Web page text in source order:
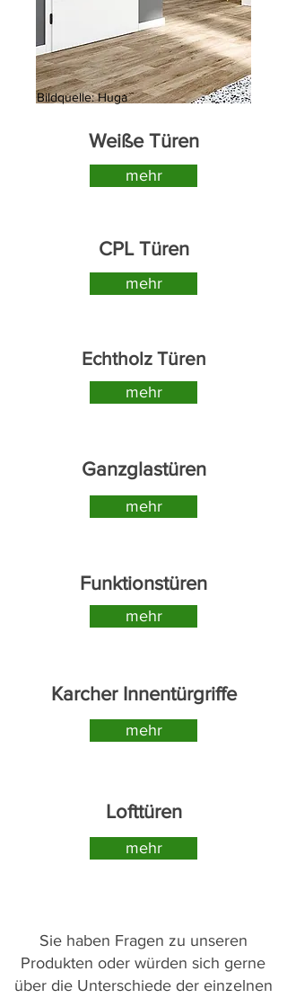
Bildquelle: Huga
Weiße Türen
mehr
CPL Türen
mehr
Echtholz Türen
mehr
Ganzglastüren
mehr
Funktionstüren
mehr
Karcher Innentürgriffe
mehr
Lofttüren
mehr
Sie haben Fragen zu unseren
Produkten oder würden sich gerne
über die Unterschiede der einzelnen